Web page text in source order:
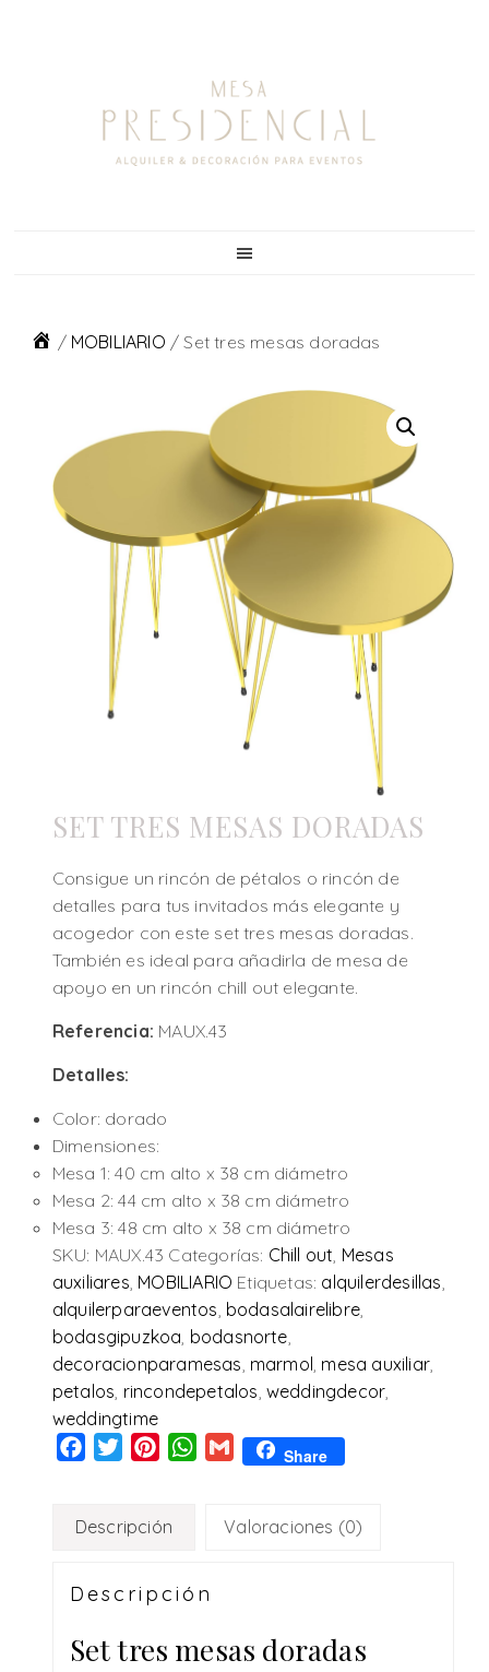
/ MOBILIARIO / Set tres mesas doradas
SET TRES MESAS DORADAS
Consigue un rincón de pétalos o rincón de
detalles para tus invitados más elegante y
acogedor con este set tres mesas doradas.
También es ideal para añadirla de mesa de
apoyo en un rincón chill out elegante.
Referencia: MAUX.43
Detalles:
Color: dorado
Dimensiones:
Mesa 1: 40 cm alto x 38 cm diámetro
Mesa 2: 44 cm alto x 38 cm diámetro
Mesa 3: 48 cm alto x 38 cm diámetro
SKU: MAUX.43 Categorías: Chill out, Mesas
auxiliares, MOBILIARIO Etiquetas: alquilerdesillas,
alquilerparaeventos, bodasalairelibre,
bodasgipuzkoa, bodasnorte,
decoracionparamesas, marmol, mesa auxiliar,
petalos, rincondepetalos, weddingdecor,
weddingtime
Facebook
TwitterPinterestWhatsApp
Gmail Share
Descripción Valoraciones (0)
Descripción
Set tres mesas doradas